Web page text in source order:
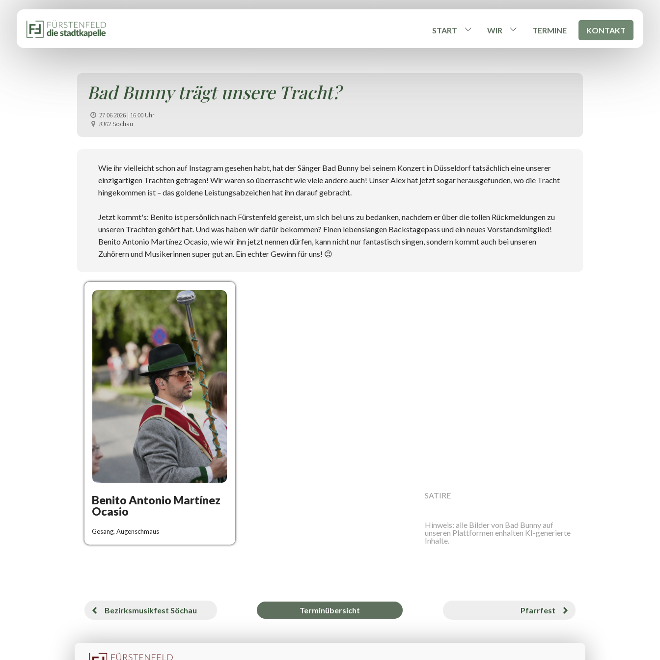
START WIR TERMINE KONTAKT
Bad Bunny trägt unsere Tracht?
27.06.2026 | 16.00 Uhr
8362 Söchau
Wie ihr vielleicht schon auf Instagram gesehen habt, hat der Sänger Bad Bunny bei seinem Konzert in Düsseldorf tatsächlich eine unserer
einzigartigen Trachten getragen! Wir waren so überrascht wie viele andere auch! Unser Alex hat jetzt sogar herausgefunden, wo die Tracht
hingekommen ist – das goldene Leistungsabzeichen hat ihn darauf gebracht.
Jetzt kommt's: Benito ist persönlich nach Fürstenfeld gereist, um sich bei uns zu bedanken, nachdem er über die tollen Rückmeldungen zu
unseren Trachten gehört hat. Und was haben wir dafür bekommen? Einen lebenslangen Backstagepass und ein neues Vorstandsmitglied!
Benito Antonio Martínez Ocasio, wie wir ihn jetzt nennen dürfen, kann nicht nur fantastisch singen, sondern kommt auch bei unseren
Zuhörern und Musikerinnen super gut an. Ein echter Gewinn für uns! 😉
Benito Antonio Martínez
Ocasio
Gesang, Augenschmaus
SATIRE
Hinweis: alle Bilder von Bad Bunny auf
unseren Plattformen enhalten KI-generierte
Inhalte.
Bezirksmusikfest Söchau Terminübersicht Pfarrfest